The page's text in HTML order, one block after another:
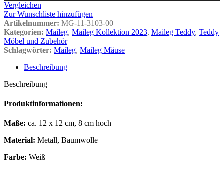
Vergleichen
Zur Wunschliste hinzufügen
Artikelnummer: MG-11-3103-00
Kategorien: Maileg, Maileg Kollektion 2023, Maileg Teddy, Teddy
Möbel und Zubehör
Schlagwörter: Maileg, Maileg Mäuse
Beschreibung
Beschreibung
Produktinformationen:
Maße: ca. 12 x 12 cm, 8 cm hoch
Material: Metall, Baumwolle
Farbe: Weiß